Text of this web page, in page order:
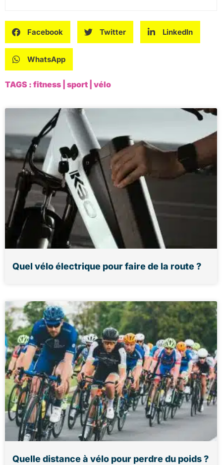
Facebook Twitter LinkedIn
WhatsApp
TAGS : fitness sport vélo
Quel vélo électrique pour faire de la route ?
Quelle distance à vélo pour perdre du poids ?